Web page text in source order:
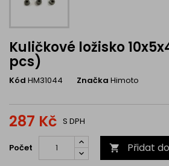
Kuličkové ložisko
pcs)
Kód HM31044 Značka Himoto
287 Kč S DPH
Počet  Přidat